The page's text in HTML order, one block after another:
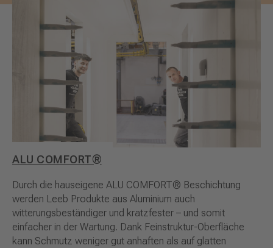
ALU COMFORT®
Durch die hauseigene ALU COMFORT® Beschichtung
werden Leeb Produkte aus Aluminium auch
witterungsbeständiger und kratzfester – und somit
einfacher in der Wartung. Dank Feinstruktur-Oberfläche
kann Schmutz weniger gut anhaften als auf glatten